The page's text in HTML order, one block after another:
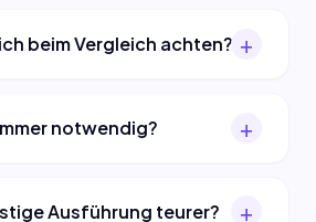
beim Vergleich achten?
notwendig?
Ausführung teurer?